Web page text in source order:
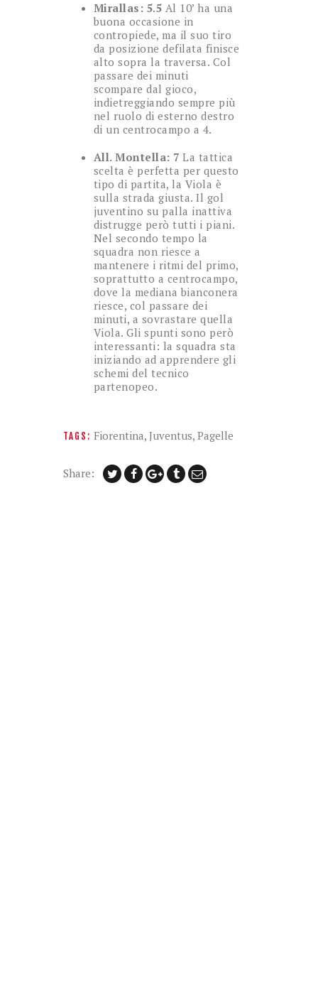
Mirallas: 5.5 Al 10’ ha una
buona occasione in
contropiede, ma il suo tiro
da posizione defilata finisce
alto sopra la traversa. Col
passare dei minuti
scompare dal gioco,
indietreggiando sempre più
nel ruolo di esterno destro
di un centrocampo a 4.
All. Montella: 7 La tattica
scelta è perfetta per questo
tipo di partita, la Viola è
sulla strada giusta. Il gol
juventino su palla inattiva
distrugge però tutti i piani.
Nel secondo tempo la
squadra non riesce a
mantenere i ritmi del primo,
soprattutto a centrocampo,
dove la mediana bianconera
riesce, col passare dei
minuti, a sovrastare quella
Viola. Gli spunti sono però
interessanti: la squadra sta
iniziando ad apprendere gli
schemi del tecnico
partenopeo.
TAGS: Fiorentina, Juventus, Pagelle
Share: